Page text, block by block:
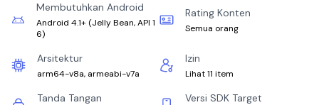
Membutuhkan Android
Android 4.1+ (Jelly Bean, API 1
6)
Rating Konten
Semua orang
Arsitektur
arm64-v8a, armeabi-v7a
Izin
Lihat 11 item
Tanda Tangan Versi SDK Target